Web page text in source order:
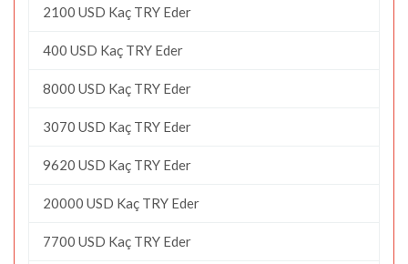
2100 USD Kaç TRY Eder
400 USD Kaç TRY Eder
8000 USD Kaç TRY Eder
3070 USD Kaç TRY Eder
9620 USD Kaç TRY Eder
20000 USD Kaç TRY Eder
7700 USD Kaç TRY Eder